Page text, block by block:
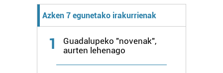
Azken 7 egunetako irakurrienak
1
Guadalupeko "novenak",
aurten lehenago